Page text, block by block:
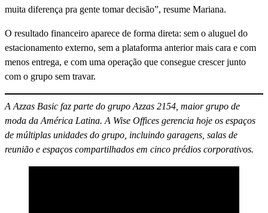
muita diferença pra gente tomar decisão”, resume Mariana.
O resultado financeiro aparece de forma direta: sem o aluguel do
estacionamento externo, sem a plataforma anterior mais cara e com
menos entrega, e com uma operação que consegue crescer junto
com o grupo sem travar.
A Azzas Basic faz parte do grupo Azzas 2154, maior grupo de
moda da América Latina. A Wise Offices gerencia hoje os espaços
de múltiplas unidades do grupo, incluindo garagens, salas de
reunião e espaços compartilhados em cinco prédios corporativos.